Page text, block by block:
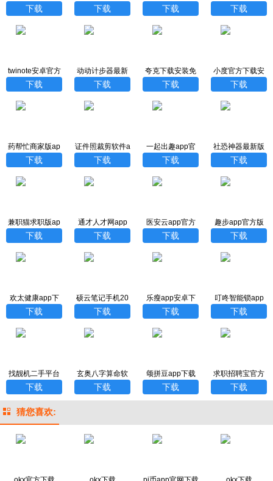
网
下载
P最新版
下载
版
下载
卓版
下载
twinote安卓官方
版下载安装
下载
动动计步器最新
版下载
下载
夸克下载安装免
费版
下载
小度官方下载安
装最新版
下载
药帮忙商家版ap
p下载
下载
证件照裁剪软件a
pp
下载
一起出趣app官
方版
下载
社恐神器最新版
本
下载
兼职猫求职版ap
p
下载
通才人才网app
下载最新版
下载
医安云app官方
下载
下载
趣步app官方版
下载最新版
下载
欢太健康app下
载官方版
下载
硕云笔记手机20
23最新版
下载
乐瘦app安卓下
载官网
下载
叮咚智能锁app
安卓版
下载
找靓机二手平台
官网下载安装
下载
玄奥八字算命软
件下载
下载
颂拼豆app下载
安装免费
下载
求职招聘宝官方
版下载
下载
猜您喜欢: